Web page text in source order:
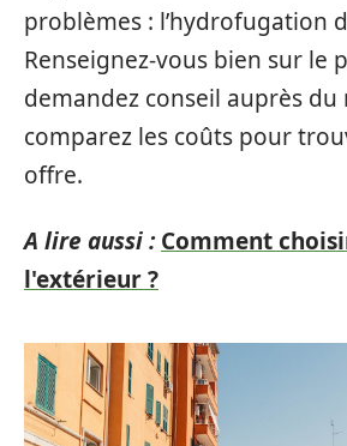
problèmes : l’hydrofugation
Renseignez-vous bien sur le
demandez conseil auprès
comparez les coûts pour
offre.
A lire aussi : Comment
l'extérieur ?